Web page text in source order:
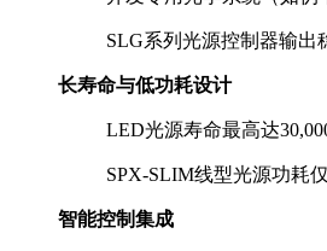
SLG系列光源控制器输
长寿命与低功耗设计
LED光源寿命最高达
SPX-SLIM线型光源功耗
智能控制集成